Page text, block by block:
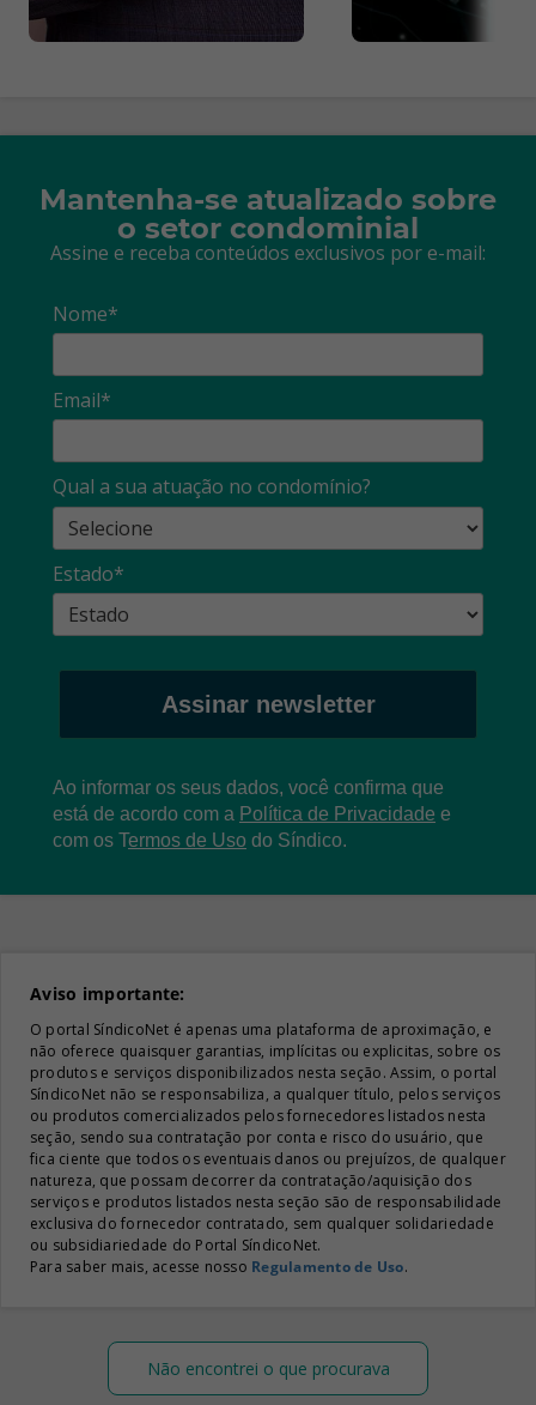
Mantenha-se atualizado sobre
o setor condominial
Assine e receba conteúdos exclusivos por e-mail:
Nome*
Email*
Qual a sua atuação no condomínio?
Estado*
Assinar newsletter
Ao informar os seus dados, você confirma que
está de acordo com a Política de Privacidade e
com os Termos de Uso do Síndico.
Aviso importante:
O portal SíndicoNet é apenas uma plataforma de aproximação, e
não oferece quaisquer garantias, implícitas ou explicitas, sobre os
produtos e serviços disponibilizados nesta seção. Assim, o portal
SíndicoNet não se responsabiliza, a qualquer título, pelos serviços
ou produtos comercializados pelos fornecedores listados nesta
seção, sendo sua contratação por conta e risco do usuário, que
fica ciente que todos os eventuais danos ou prejuízos, de qualquer
natureza, que possam decorrer da contratação/aquisição dos
serviços e produtos listados nesta seção são de responsabilidade
exclusiva do fornecedor contratado, sem qualquer solidariedade
ou subsidiariedade do Portal SíndicoNet.
Para saber mais, acesse nosso Regulamento de Uso.
Não encontrei o que procurava